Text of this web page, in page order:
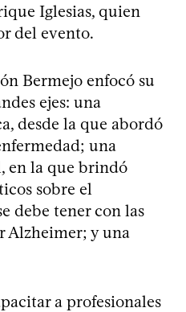
Iglesias, quien
del evento.
Bermejo enfocó su
ejes: una
desde la que abordó
una
en la que brindó
sobre el
debe tener con las
Alzheimer; y una
a profesionales